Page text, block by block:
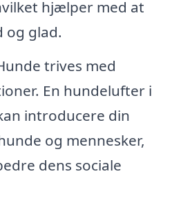
hjælper med at
og glad.
trives med
En hundelufter i
introducere din
og mennesker,
dens sociale